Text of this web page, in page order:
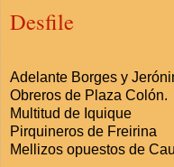
Desfile
Adelante Borges y
Obreros de Plaza Colón.
Multitud de Iquique
Pirquineros de Freirina
Mellizos opuestos de